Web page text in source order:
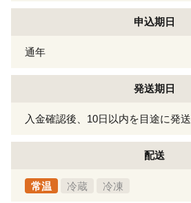
申込期日
通年
発送期日
入金確認後、10日以内を目途に発送
配送
常温 冷蔵 冷凍